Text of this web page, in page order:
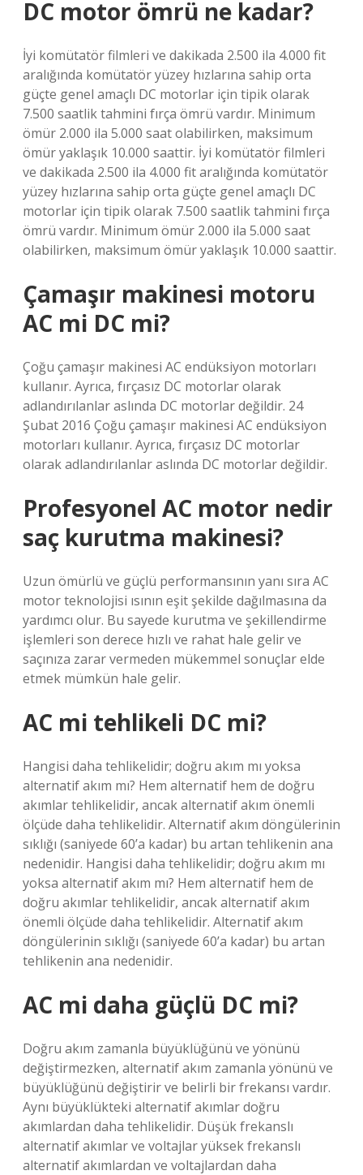
DC motor ömrü ne kadar?
İyi komütatör filmleri ve dakikada 2.500 ila 4.000 fit
aralığında komütatör yüzey hızlarına sahip orta
güçte genel amaçlı DC motorlar için tipik olarak
7.500 saatlik tahmini fırça ömrü vardır. Minimum
ömür 2.000 ila 5.000 saat olabilirken, maksimum
ömür yaklaşık 10.000 saattir. İyi komütatör filmleri
ve dakikada 2.500 ila 4.000 fit aralığında komütatör
yüzey hızlarına sahip orta güçte genel amaçlı DC
motorlar için tipik olarak 7.500 saatlik tahmini fırça
ömrü vardır. Minimum ömür 2.000 ila 5.000 saat
olabilirken, maksimum ömür yaklaşık 10.000 saattir.
Çamaşır makinesi motoru
AC mi DC mi?
Çoğu çamaşır makinesi AC endüksiyon motorları
kullanır. Ayrıca, fırçasız DC motorlar olarak
adlandırılanlar aslında DC motorlar değildir. 24
Şubat 2016 Çoğu çamaşır makinesi AC endüksiyon
motorları kullanır. Ayrıca, fırçasız DC motorlar
olarak adlandırılanlar aslında DC motorlar değildir.
Profesyonel AC motor nedir
saç kurutma makinesi?
Uzun ömürlü ve güçlü performansının yanı sıra AC
motor teknolojisi ısının eşit şekilde dağılmasına da
yardımcı olur. Bu sayede kurutma ve şekillendirme
işlemleri son derece hızlı ve rahat hale gelir ve
saçınıza zarar vermeden mükemmel sonuçlar elde
etmek mümkün hale gelir.
AC mi tehlikeli DC mi?
Hangisi daha tehlikelidir; doğru akım mı yoksa
alternatif akım mı? Hem alternatif hem de doğru
akımlar tehlikelidir, ancak alternatif akım önemli
ölçüde daha tehlikelidir. Alternatif akım döngülerinin
sıklığı (saniyede 60’a kadar) bu artan tehlikenin ana
nedenidir. Hangisi daha tehlikelidir; doğru akım mı
yoksa alternatif akım mı? Hem alternatif hem de
doğru akımlar tehlikelidir, ancak alternatif akım
önemli ölçüde daha tehlikelidir. Alternatif akım
döngülerinin sıklığı (saniyede 60’a kadar) bu artan
tehlikenin ana nedenidir.
AC mi daha güçlü DC mi?
Doğru akım zamanla büyüklüğünü ve yönünü
değiştirmezken, alternatif akım zamanla yönünü ve
büyüklüğünü değiştirir ve belirli bir frekansı vardır.
Aynı büyüklükteki alternatif akımlar doğru
akımlardan daha tehlikelidir. Düşük frekanslı
alternatif akımlar ve voltajlar yüksek frekanslı
alternatif akımlardan ve voltajlardan daha